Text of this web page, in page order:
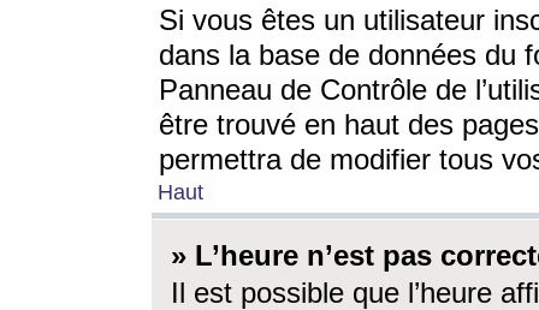
Si vous êtes un utilisateur
dans la base de données du
Panneau de Contrôle de
être trouvé en haut des
permettra de modifier tous
Haut
» L’heure n’est pas
Il est possible que l’heure